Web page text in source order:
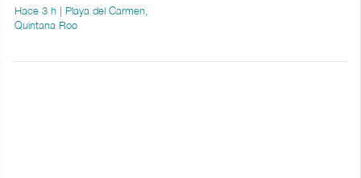
Hace 3 h | Playa del Carmen,
Quintana Roo